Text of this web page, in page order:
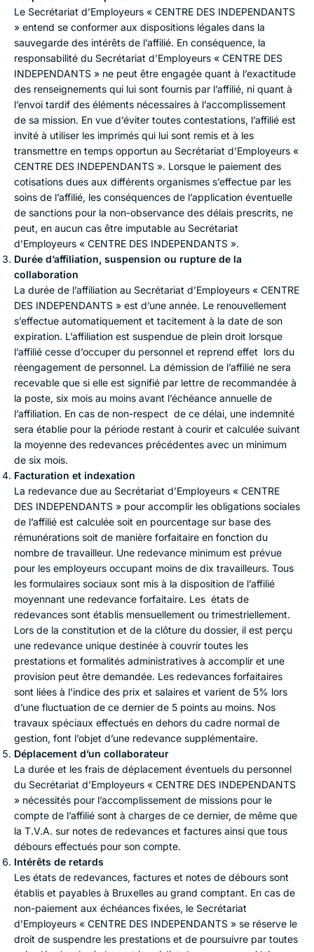
Le Secrétariat d’Employeurs « CENTRE DES INDEPENDANTS
» entend se conformer aux dispositions légales dans la
sauvegarde des intérêts de l’affilié. En conséquence, la
responsabilité du Secrétariat d’Employeurs « CENTRE DES
INDEPENDANTS » ne peut être engagée quant à l’exactitude
des renseignements qui lui sont fournis par l’affilié, ni quant à
l’envoi tardif des éléments nécessaires à l’accomplissement
de sa mission. En vue d’éviter toutes contestations, l’affilié est
invité à utiliser les imprimés qui lui sont remis et à les
transmettre en temps opportun au Secrétariat d’Employeurs «
CENTRE DES INDEPENDANTS ». Lorsque le paiement des
cotisations dues aux différents organismes s’effectue par les
soins de l’affilié, les conséquences de l’application éventuelle
de sanctions pour la non-observance des délais prescrits, ne
peut, en aucun cas être imputable au Secrétariat
d’Employeurs « CENTRE DES INDEPENDANTS ».
Durée d’affiliation, suspension ou rupture de la
collaboration
La durée de l’affiliation au Secrétariat d’Employeurs « CENTRE
DES INDEPENDANTS » est d’une année. Le renouvellement
s’effectue automatiquement et tacitement à la date de son
expiration. L’affiliation est suspendue de plein droit lorsque
l’affilié cesse d’occuper du personnel et reprend effet lors du
réengagement de personnel. La démission de l’affilié ne sera
recevable que si elle est signifié par lettre de recommandée à
la poste, six mois au moins avant l’échéance annuelle de
l’affiliation. En cas de non-respect de ce délai, une indemnité
sera établie pour la période restant à courir et calculée suivant
la moyenne des redevances précédentes avec un minimum
de six mois.
Facturation et indexation
La redevance due au Secrétariat d’Employeurs « CENTRE
DES INDEPENDANTS » pour accomplir les obligations sociales
de l’affilié est calculée soit en pourcentage sur base des
rémunérations soit de manière forfaitaire en fonction du
nombre de travailleur. Une redevance minimum est prévue
pour les employeurs occupant moins de dix travailleurs. Tous
les formulaires sociaux sont mis à la disposition de l’affilié
moyennant une redevance forfaitaire. Les états de
redevances sont établis mensuellement ou trimestriellement.
Lors de la constitution et de la clôture du dossier, il est perçu
une redevance unique destinée à couvrir toutes les
prestations et formalités administratives à accomplir et une
provision peut être demandée. Les redevances forfaitaires
sont liées à l’indice des prix et salaires et varient de 5% lors
d’une fluctuation de ce dernier de 5 points au moins. Nos
travaux spéciaux effectués en dehors du cadre normal de
gestion, font l’objet d’une redevance supplémentaire.
Déplacement d’un collaborateur
La durée et les frais de déplacement éventuels du personnel
du Secrétariat d’Employeurs « CENTRE DES INDEPENDANTS
» nécessités pour l’accomplissement de missions pour le
compte de l’affilié sont à charges de ce dernier, de même que
la T.V.A. sur notes de redevances et factures ainsi que tous
débours effectués pour son compte.
Intérêts de retards
Les états de redevances, factures et notes de débours sont
établis et payables à Bruxelles au grand comptant. En cas de
non-paiement aux échéances fixées, le Secrétariat
d’Employeurs « CENTRE DES INDEPENDANTS » se réserve le
droit de suspendre les prestations et de poursuivre par toutes